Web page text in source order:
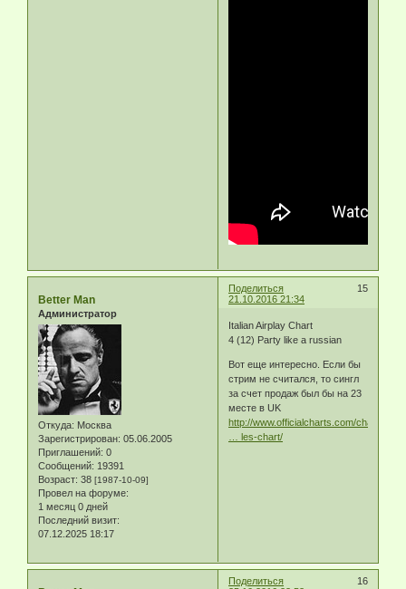
Поделиться
15
21.10.2016 21:34
Better Man
Администратор
Откуда: Москва
Зарегистрирован: 05.06.2005
Приглашений: 0
Сообщений: 19391
Возраст: 38 [1987-10-09]
Провел на форуме:
1 месяц 0 дней
Последний визит:
07.12.2025 18:17
Italian Airplay Chart
4 (12) Party like a russian
Вот еще интересно. Если бы
стрим не считался, то сингл
за счет продаж был бы на 23
месте в UK
http://www.officialcharts.com/charts/si
… les-chart/
Поделиться
16